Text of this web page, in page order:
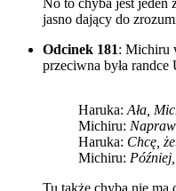
No to chyba jest jeden
jasno dający do
Odcinek 181: Michiru
przeciwna była randce
Haruka: Ała,
Michiru:
Haruka: Chcę,
Michiru:
Tu także chyba nie ma